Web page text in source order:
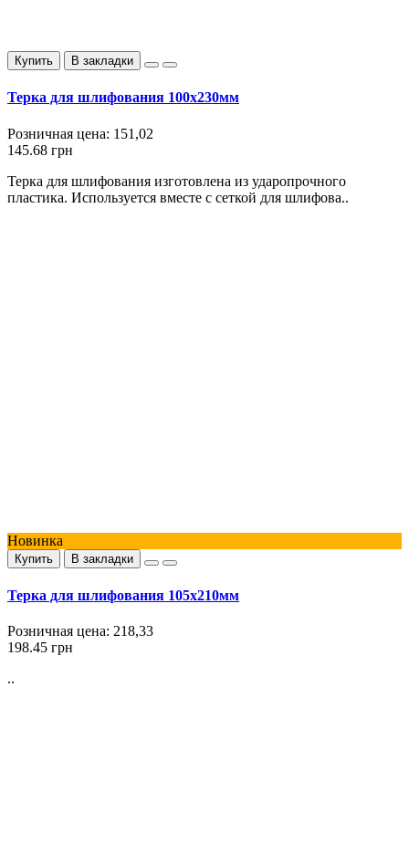
Купить В закладки
Терка для шлифования 100х230мм
Розничная цена: 151,02
145.68 грн
Терка для шлифования изготовлена из ударопрочного
пластика. Используется вместе с сеткой для шлифова..
Новинка
Купить В закладки
Терка для шлифования 105х210мм
Розничная цена: 218,33
198.45 грн
..